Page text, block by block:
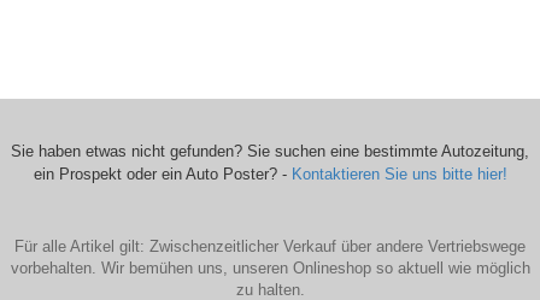
Sie haben etwas nicht gefunden? Sie suchen eine bestimmte Autozeitung,
ein Prospekt oder ein Auto Poster? - Kontaktieren Sie uns bitte hier!
Für alle Artikel gilt: Zwischenzeitlicher Verkauf über andere Vertriebswege
vorbehalten. Wir bemühen uns, unseren Onlineshop so aktuell wie möglich
zu halten.